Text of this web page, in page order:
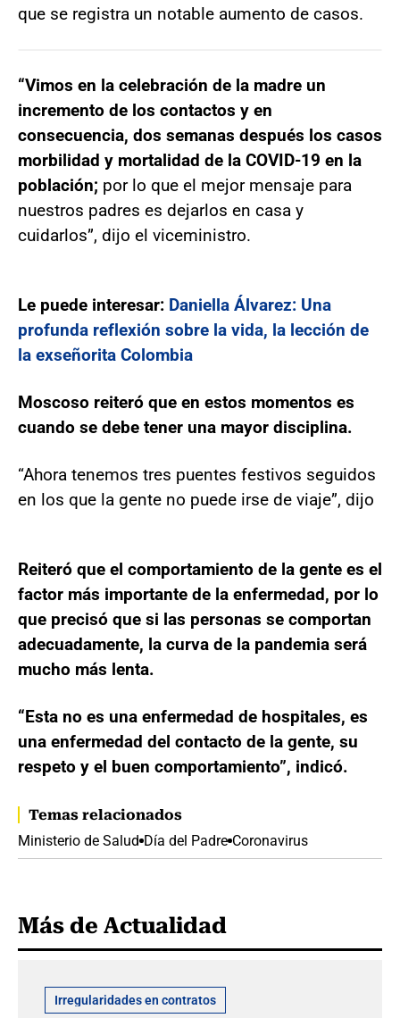
que se registra un notable aumento de casos.
“Vimos en la celebración de la madre un
incremento de los contactos y en
consecuencia, dos semanas después los casos
morbilidad y mortalidad de la COVID-19 en la
población; por lo que el mejor mensaje para
nuestros padres es dejarlos en casa y
cuidarlos”, dijo el viceministro.
Le puede interesar: Daniella Álvarez: Una
profunda reflexión sobre la vida, la lección de
la exseñorita Colombia
Moscoso reiteró que en estos momentos es
cuando se debe tener una mayor disciplina.
“Ahora tenemos tres puentes festivos seguidos
en los que la gente no puede irse de viaje”, dijo
Reiteró que el comportamiento de la gente es el
factor más importante de la enfermedad, por lo
que precisó que si las personas se comportan
adecuadamente, la curva de la pandemia será
mucho más lenta.
“Esta no es una enfermedad de hospitales, es
una enfermedad del contacto de la gente, su
respeto y el buen comportamiento”, indicó.
Temas relacionados
Ministerio de Salud Día del Padre Coronavirus
Más de Actualidad
Irregularidades en contratos